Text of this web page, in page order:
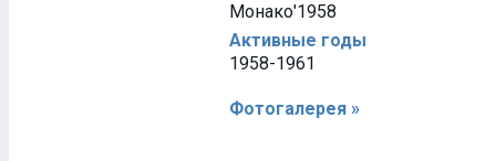
Монако'1958
Активные годы
1958-1961
Фотогалерея »